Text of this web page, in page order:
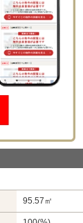
95.57㎡